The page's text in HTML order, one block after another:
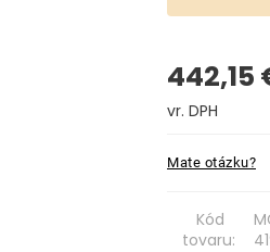
442,15
Mate otázku?
Kód
tovaru: